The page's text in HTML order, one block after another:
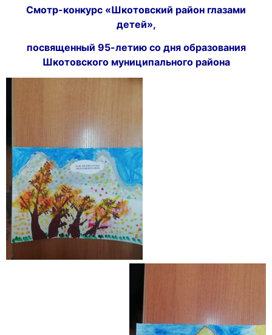
Смотр-конкурс «Шкотовский район глазами
детей»,
посвященный 95-летию со дня образования
Шкотовского муниципального района